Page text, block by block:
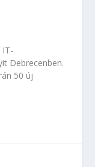
IT-
Debrecenben.
50 új